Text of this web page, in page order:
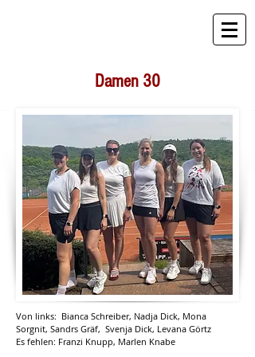
Damen 30
Von links: Bianca Schreiber, Nadja Dick, Mona
Sorgnit, Sandrs Gräf, Svenja Dick, Levana Görtz
Es fehlen: Franzi Knupp, Marlen Knabe